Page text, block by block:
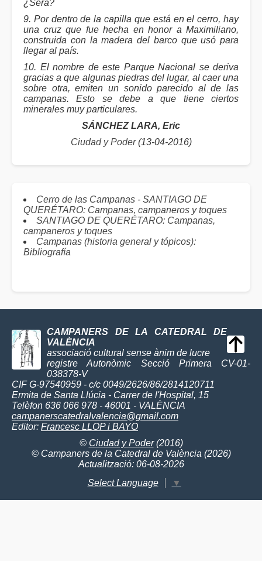
¿Será?
9. Por dentro de la capilla que está en el cerro, hay
una cruz que fue hecha en honor a Maximiliano,
construida con la madera del barco que usó para
llegar al país.
10. El nombre de este Parque Nacional se deriva
gracias a que algunas piedras del lugar, al caer una
sobre otra, emiten un sonido parecido al de las
campanas. Esto se debe a que tiene ciertos
minerales muy particulares.
SÁNCHEZ LARA, Eric
Ciudad y Poder(13-04-2016)
Cerro de las Campanas - SANTIAGO DE
QUERÉTARO: Campanas, campaneros y toques
SANTIAGO DE QUERÉTARO: Campanas,
campaneros y toques
Campanas (historia general y tópicos):
Bibliografía
CAMPANERS DE LA CATEDRAL DE
VALÈNCIA
associació cultural sense ànim de lucre
registre Autonòmic Secció Primera CV-01-
038378-V
CIF G-97540959 - c/c 0049/2626/86/2814120711
Ermita de Santa Llúcia - Carrer de l'Hospital, 15
Telèfon 636 066 978 - 46001 - VALÈNCIA
campanerscatedralvalencia@gmail.com
Editor: Francesc LLOP i BAYO
© Ciudad y Poder(2016)
© Campaners de la Catedral de València (2026)
Actualització: 06-08-2026
Select Language
▼